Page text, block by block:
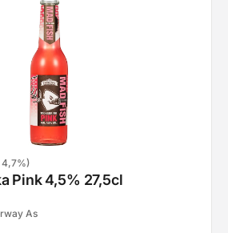
4,7%)
Pink 4,5% 27,5cl
As